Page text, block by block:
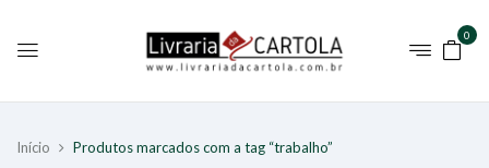
0
Início Produtos marcados com a tag “trabalho”